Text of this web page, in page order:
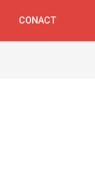
CONACT